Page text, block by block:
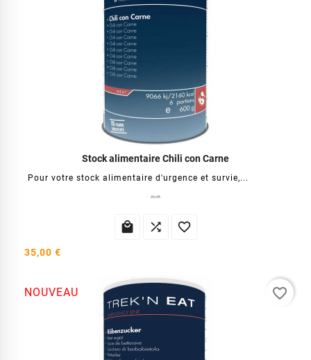
Stock alimentaire Chili con Carne
Pour votre stock alimentaire d'urgence et survie,...
  
35,00 €
NOUVEAU favorite_border